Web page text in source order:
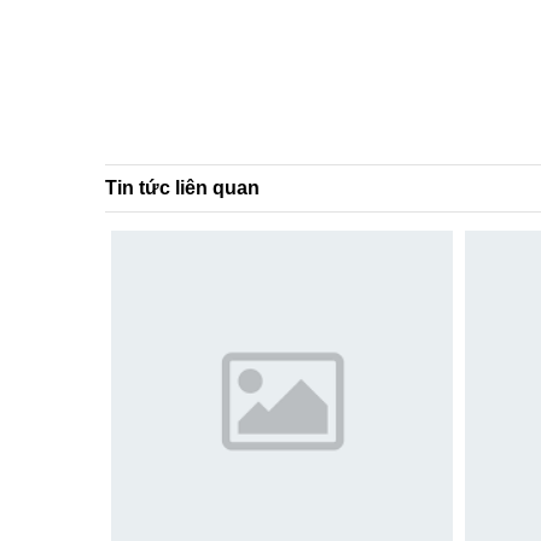
Tin tức liên quan